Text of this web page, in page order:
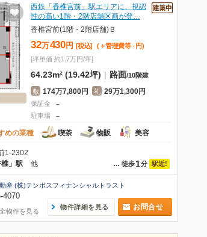
西鉄「香椎宮前」駅エリアに、視認
性の高い1階・2階店舗区画が登…
香椎宮前(1階・2階店舗)Ｂ
32万430 円 [税込] (＋管理費等 - 円)
[坪単価 約1.7万円/坪]
64.23m² (19.42坪) | 路面/10階建
敷 174万7,800円 礼 29万1,300円
保証金 －
駐車場
－
めの業種
喫茶 物販 美容
1-2302
… 徒歩1分 駅近!
椎」駅 他
産 (株)テンポスフィナンシャルトラスト
4070
物件を見る
物件詳細を見る お問合せ